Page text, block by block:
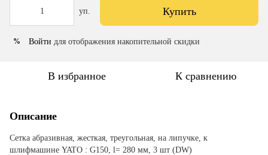
уп. Купить
% Войти для отображения накопительной скидки
В избранное К сравнению
Описание
Сетка абразивная, жесткая, треугольная, на липучке, к
шлифмашине YATO : G150, l= 280 мм, 3 шт (DW)